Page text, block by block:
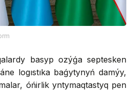
basyp ozýǵa septesken
logıstıka baǵytynyń damýy,
óńirlik yntymaqtastyq pen